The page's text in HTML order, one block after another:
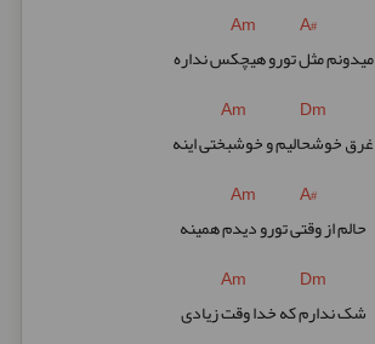
Am A#
میدونم مثل تورو هیچکس نداره
Am Dm
غرق خوشحالیم و خوشبختی اینه
Am A#
حالم از وقتی تورو دیدم همینه
Am Dm
شک ندارم که خدا وقت زیادی